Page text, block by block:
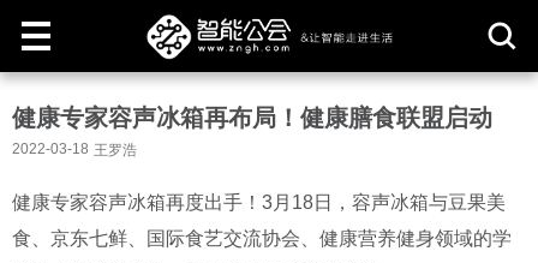
健康专家容声冰箱再布局！健康膳食联盟启动
2022-03-18 王罗浩
健康专家容声冰箱再度出手！3月18日，容声冰箱与豆果美
食、京东七鲜、国际食艺交流协会、健康营养健身领域的学